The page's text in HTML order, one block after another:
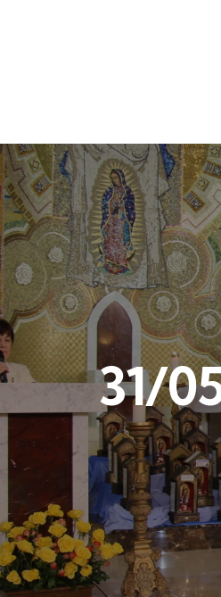
31/